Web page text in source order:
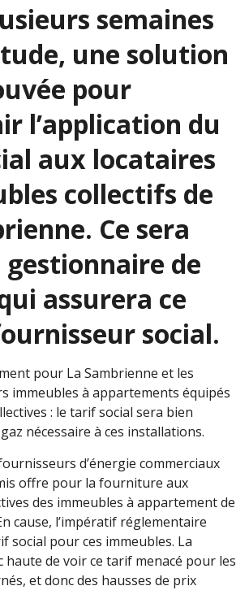
semaines
une solution
pour
l’application du
aux locataires
collectifs de
Ce sera
gestionnaire de
assurera ce
social.
pour La Sambrienne et les
immeubles à appartements équipés
: le tarif social sera bien
nécessaire à ces installations.
d’énergie commerciaux
offre pour la fourniture aux
des immeubles à appartement de
cause, l’impératif réglementaire
social pour ces immeubles. La
haute de voir ce tarif menacé pour les
et donc des hausses de prix